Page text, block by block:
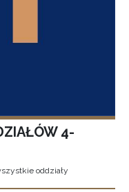
4-
oddziały